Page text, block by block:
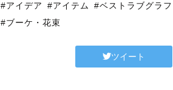
#アイデア
#アイテム #ベストラブグラフ
#ブーケ・花束
ツイート